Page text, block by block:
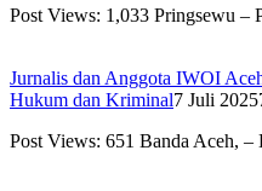
Post Views: 1,033 Pringsewu
Jurnalis dan Anggota IWOI
Hukum dan Kriminal7 Juli 2025
Post Views: 651 Banda Aceh,